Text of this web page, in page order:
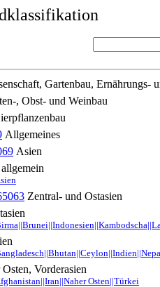
Gartenbau, Ernährungs-
, Obst- und Weinbau
Allgemeines
Asien
Zentral- und Ostasien
Vorderasien
Osten||Türkei